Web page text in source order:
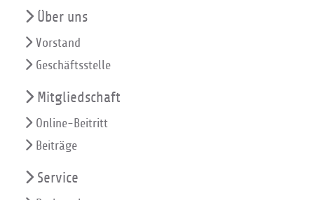
Über uns
Vorstand
Geschäftsstelle
Mitgliedschaft
Online-Beitritt
Beiträge
Service